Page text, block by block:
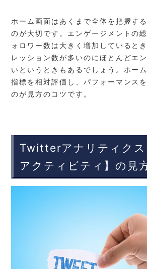
ホーム画面はあくまで全体を把握す
のが大切です。エンゲージメントの
ォロワー数は大きく増加していると
レッション数が多いのにほとんどエ
いというときもあるでしょう。ホー
指標を相対評価し、パフォーマンス
のが見方のコツです。
Twitterアナリティクス
アクティビティ】の見